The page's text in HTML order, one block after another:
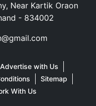
Near Kartik Oraon
- 834002
Advertise with Us
Sitemap
With Us